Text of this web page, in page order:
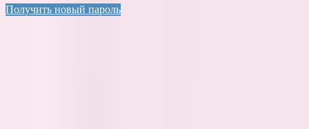
Получить новый пароль